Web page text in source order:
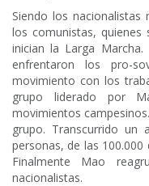
Siendo los
los comunistas, quienes
inician la Larga
enfrentaron los pro-
movimiento con los
grupo liderado por
movimientos
grupo. Transcurrido un
personas, de las
Finalmente Mao
nacionalistas.